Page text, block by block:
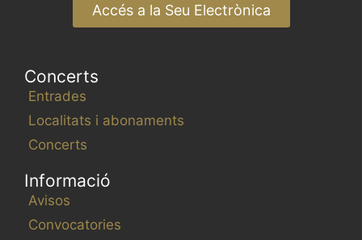
Accés a la Seu Electrònica
Concerts
Entrades
Localitats i abonaments
Concerts
Informació
Avisos
Convocatories